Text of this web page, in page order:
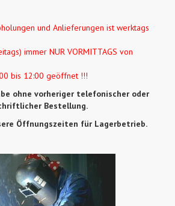
und Anlieferungen ist werktags
immer NUR VORMITTAGS von
bis 12:00 geöffnet !!!
ohne vorheriger telefonischer oder
Bestellung.
Öffnungszeiten für Lagerbetrieb.